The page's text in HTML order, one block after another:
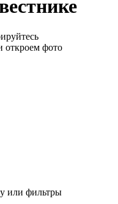
откроем фото
или фильтры